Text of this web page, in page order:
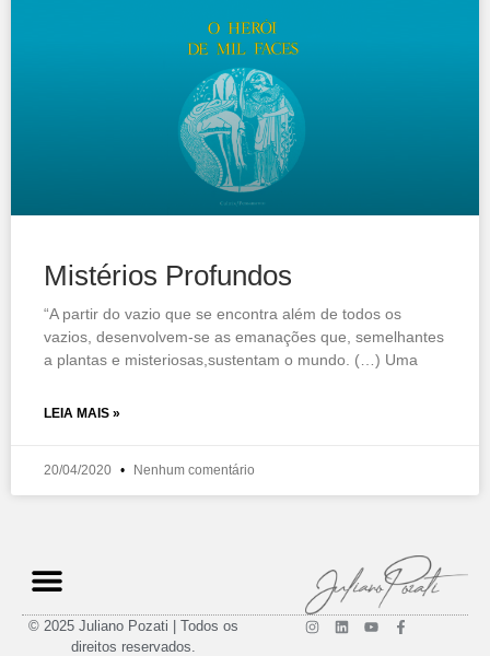
Mistérios Profundos
“A partir do vazio que se encontra além de todos os
vazios, desenvolvem-se as emanações que, semelhantes
a plantas e misteriosas,sustentam o mundo. (…) Uma
LEIA MAIS »
20/04/2020 Nenhum comentário
© 2025 Juliano Pozati | Todos os
direitos reservados.